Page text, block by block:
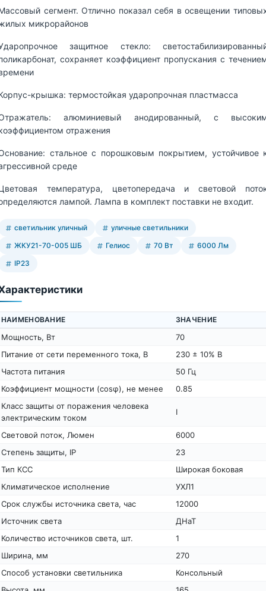
сегмент. Отлично показал себя в освещении
микрорайонов
защитное стекло:
сохраняет коэффициент пропускания с
крышка: термостойкая ударопрочная пластмасса
алюминиевый анодированный, с
отражения
стальное с порошковым покрытием, устойчивое
среде
температура, цветопередача и световой
лампой. Лампа в комплект поставки не входит.
светильник уличный
уличные светильники
ЖКУ21-70-005 ШБ
Гелиос 70 Вт
6000 Лм
IP23
НАИМЕНОВАНИЕ ЗНАЧЕНИЕ
Мощность, Вт
70
Питание от сети переменного тока, В
230 ± 10% В
Частота питания
50 Гц
Коэффициент мощности (cosφ), не менее
0.85
Класс защиты от поражения человека
электрическим током
I
Световой поток, Люмен
6000
Степень защиты, IP
23
Тип КСС
Широкая боковая
Климатическое исполнение
УХЛ1
Срок службы источника света, час
12000
Источник света
ДНаТ
Количество источников света, шт.
1
Ширина, мм
270
Способ установки светильника
Консольный